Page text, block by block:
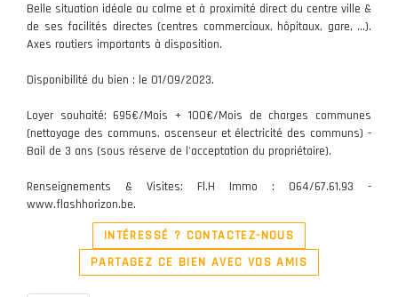
Belle situation idéale au calme et à proximité direct du centre ville &
de ses facilités directes (centres commerciaux, hôpitaux, gare, ...).
Axes routiers importants à disposition.
Disponibilité du bien : le 01/09/2023.
Loyer souhaité: 695€/Mois + 100€/Mois de charges communes
(nettoyage des communs, ascenseur et électricité des communs) -
Bail de 3 ans (sous réserve de l'acceptation du propriétaire).
Renseignements & Visites: Fl.H Immo : 064/67.61.93 -
www.flashhorizon.be.
INTÉRESSÉ ? CONTACTEZ-NOUS
PARTAGEZ CE BIEN AVEC VOS AMIS